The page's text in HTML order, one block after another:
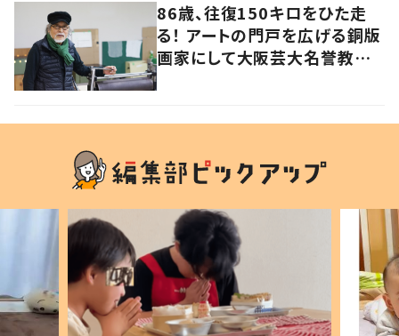
86歳、往復150キロをひた走
る！ アートの門戸を広げる銅版
画家にして大阪芸大名誉教授・